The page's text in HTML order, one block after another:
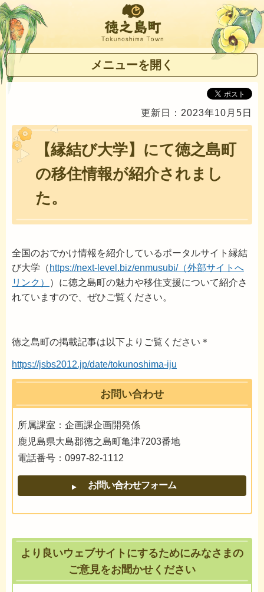
徳之島町
メニューを開く
更新日：2023年10月5日
【縁結び大学】にて徳之島町
の移住情報が紹介されまし
た。
全国のおでかけ情報を紹介しているポータルサイト縁結
び大学（ https://next-level.biz/enmusubi/（外部サイトへ
リンク）
）に徳之島町の魅力や移住支援について紹介さ
れていますので、ぜひご覧ください。
徳之島町の掲載記事は以下よりご覧ください＊
https://jsbs2012.jp/date/tokunoshima-iju
お問い合わせ
所属課室：企画課企画開発係
鹿児島県大島郡徳之島町亀津7203番地
電話番号：0997-82-1112
より良いウェブサイトにするためにみなさまの
ご意見をお聞かせください